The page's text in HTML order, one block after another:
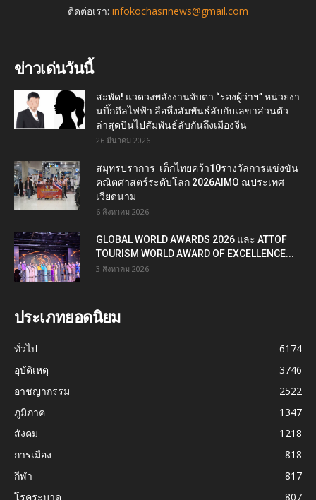
ติดต่อเรา: infokochasrinews@gmail.com
ข่าวเด่นวันนี้
สะพัด! แวดวงพลังงานจับตา “รองผู้ว่าฯ” หน่วยงา
นบิ๊กดีลไฟฟ้า ลือหึ่งสัมพันธ์ลับกับเลขาส่วนตัว
ล่าสุดบินไปสัมพันธ์ลับกันถึงเมืองจีน
26 มีนาคม 2026
สมุทรปราการ เด็กไทยคว้า10รางวัลการแข่งขัน
คณิตศาสตร์ระดับโลก 2026AIMO ณประเทศ
เวียดนาม
6 สิงหาคม 2026
GLOBAL WORLD AWARDS 2026 และ ATTOF
TOURISM WORLD AWARD OF EXCELLENCE...
3 สิงหาคม 2026
ประเภทยอดนิยม
ทั่วไป
6174
อุบัติเหตุ
3746
อาชญากรรม
2522
ภูมิภาค
1347
สังคม
1218
การเมือง
818
กีฬา
817
โรคระบาด
807